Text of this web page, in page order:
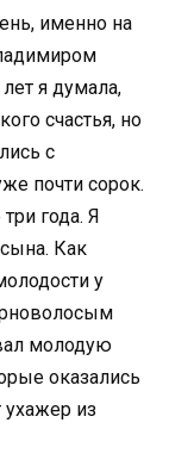
именно на
я думала,
счастья, но
с
почти сорок.
года. Я
Как
у
молодую
оказались
из